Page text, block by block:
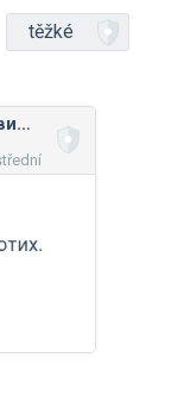
těžké
Обчислення з десятковими дробами: мікс